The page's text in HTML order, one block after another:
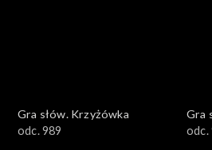
Gra słów. Krzyżówka
odc. 989
Gra
odc.